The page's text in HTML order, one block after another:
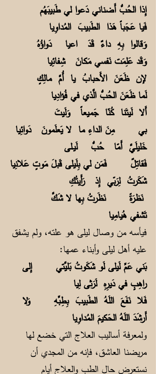
إِذا الحُبُّ أَضناني دَعوا لي طَبيبَهُم
فَيا عَجَباً هَذا الطَبيبَ المُداوِيا
وَقالوا بِهِ داءٌ قَدَ اعيا دَواؤُهُ
وَقَد عَلِمَت نَفسي مَكانَ شِفائِيا
لإن ظَعَنَ الأَحبابُ يا أُمَّ مالِكٍ
لَما ظَعَنَ الحُبُّ الَّذي في فُؤادِيا
أَلا لَيتَنا كُنّا جَميعاً وَلَيتَ
بي مِنَ الداءِ ما لا يَعلَمونَ دَوائِيا
خَليلَيَّ أَمّا حُبُّ لَيـلى
فَقاتِلٌ فَمَن لي بِلَيلى قَبلَ مَوتٍ عَلانِيا
شَكَرتُ لِرَبّي إِذ رَأَيتُكِ
نَظرَةً نَظَرتُ بِها لا شَكَّ
تَشفي هُيامِيا
فيأسه من وصال ليلى هو علته، ولم يشفق
عليه أهل ليلى وأبناء عمها:
بَني عَمِّ لَيلى لَو شَكَوتُ بَليَّتي إِلى
راهِبٍ في دَيرِهِ لَرَثى لِيا
فَلا نَفَعَ اللَهُ الطَبيبَ بِطِبِّهِ وَلا
أَرشَدَ اللَهُ الحَكيمَ المُداوِيا
ولمعرفة أساليب العلاج التي خضع لها
مريضنا العاشق، فإنه من المجدي أن
نستعرض حال الطب والعلاج أيام